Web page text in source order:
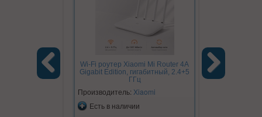
Wi-Fi роутер Xiaomi Mi Router 4A
Gigabit Edition, гигабитный, 2.4+5
ГГц
Производитель: Xiaomi
Есть в наличии